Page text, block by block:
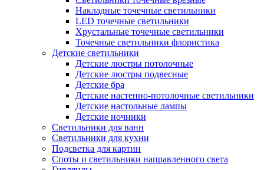
Накладные точечные светильники
LED точечные светильники
Хрустальные точечные светильники
Точечные светильники флористика
Детские светильники
Детские люстры потолочные
Детские люстры подвесные
Детские бра
Детские настенно-потолочные светильники
Детские настольные лампы
Детские ночники
Светильники для ванн
Светильники для кухни
Подсветка для картин
Споты и светильники направленного света